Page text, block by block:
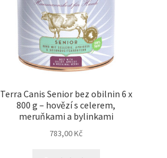
Terra Canis Senior bez obilnin 6 x
800 g – hovězí s celerem,
meruňkami a bylinkami
783,00Kč